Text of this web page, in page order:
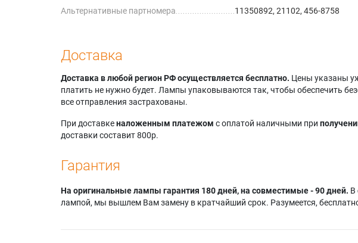
Geha compact 212+
Infocus
Альтернативные партномера 11350892, 21102, 456-8758
Доставка
Доставка в любой регион РФ осуществляется бесплатно. Цены указаны
платить не нужно будет. Лампы упаковываются так, чтобы обеспечить
все отправления застрахованы.
При доставкеналоженным платежом с оплатой наличными при
доставки составит 800р.
Гарантия
На оригинальные лампы гарантия 180 дней, на совместимые - 90 дней. В
лампой, мы вышлем Вам замену в кратчайший срок. Разумеется,